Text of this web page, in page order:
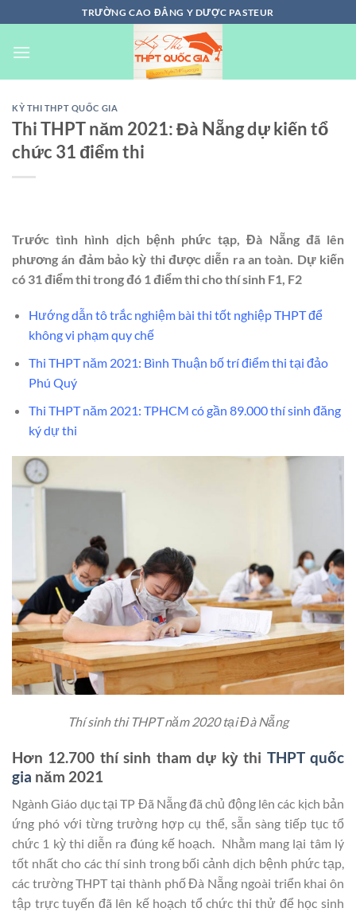
đến
nội
TRƯỜNG CAO ĐẲNG Y DƯỢC PASTEUR
KỲ THI THPT QUỐC GIA
Thi THPT năm 2021: Đà Nẵng dự kiến tổ
chức 31 điểm thi
Trước tình hình dịch bệnh phức tạp, Đà Nẵng đã lên
phương án đảm bảo kỳ thi được diễn ra an toàn. Dự kiến
có 31 điểm thi trong đó 1 điểm thi cho thí sinh F1, F2
Hướng dẫn tô trắc nghiệm bài thi tốt nghiệp THPT để
không vi phạm quy chế
Thi THPT năm 2021: Bình Thuận bố trí điểm thi tại đảo
Phú Quý
Thi THPT năm 2021: TPHCM có gần 89.000 thí sinh đăng
ký dự thi
Thí sinh thi THPT năm 2020 tại Đà Nẵng
Hơn 12.700 thí sinh tham dự kỳ thi THPT quốc
gia năm 2021
Ngành Giáo dục tại TP Đã Nẵng đã chủ động lên các kịch bản
ứng phó với từng trường hợp cụ thể, sẵn sàng tiếp tục tổ
chức 1 kỳ thi diễn ra đúng kế hoạch. Nhằm mang lại tâm lý
tốt nhất cho các thí sinh trong bối cảnh dịch bệnh phức tạp,
các trường THPT tại thành phố Đà Nẵng ngoài triển khai ôn
tập trực tuyến đã lên kế hoạch tổ chức thi thử để học sinh